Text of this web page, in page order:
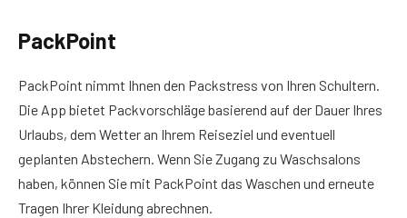
PackPoint
PackPoint nimmt Ihnen den Packstress von Ihren Schultern.
Die App bietet Packvorschläge basierend auf der Dauer Ihres
Urlaubs, dem Wetter an Ihrem Reiseziel und eventuell
geplanten Abstechern. Wenn Sie Zugang zu Waschsalons
haben, können Sie mit PackPoint das Waschen und erneute
Tragen Ihrer Kleidung abrechnen.